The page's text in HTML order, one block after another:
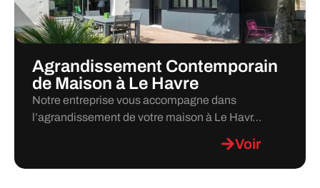
Agrandissement Contemporain
de Maison à Le Havre
Notre entreprise vous accompagne dans
l’agrandissement de votre maison à Le Havr…
Voir